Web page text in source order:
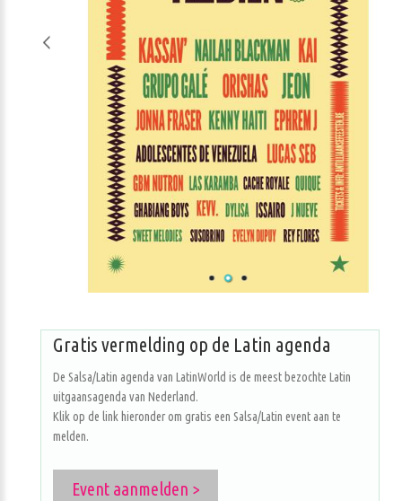
Gratis vermelding op de Latin agenda
De Salsa/Latin agenda van LatinWorld is de meest bezochte Latin
uitgaansagenda van Nederland.
Klik op de link hieronder om gratis een Salsa/Latin event aan te
melden.
Event aanmelden >